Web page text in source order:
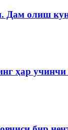
Дам олиш
ҳар учинчи